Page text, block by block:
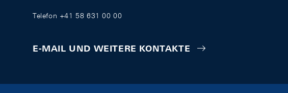
Telefon +41 58 631 00 00
E-MAIL UND WEITERE KONTAKTE